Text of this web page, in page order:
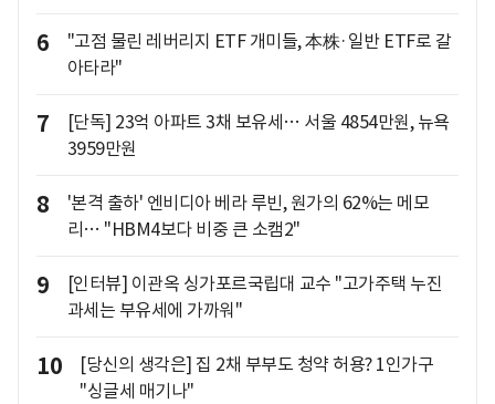
6
"고점 물린 레버리지 ETF 개미들, 本株·일반 ETF로 갈
아타라"
7
[단독] 23억 아파트 3채 보유세… 서울 4854만원, 뉴욕
3959만원
8
'본격 출하' 엔비디아 베라 루빈, 원가의 62%는 메모
리… "HBM4보다 비중 큰 소캠2"
9
[인터뷰] 이관옥 싱가포르국립대 교수 "고가주택 누진
과세는 부유세에 가까워"
10
[당신의 생각은] 집 2채 부부도 청약 허용? 1인가구
"싱글세 매기나"